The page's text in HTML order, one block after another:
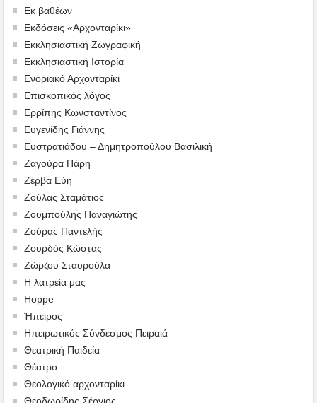
Εκ βαθέων
Εκδόσεις «Αρχονταρίκι»
Εκκλησιαστική Ζωγραφική
Εκκλησιαστική Ιστορία
Ενοριακό Αρχονταρίκι
Επισκοπικός λόγος
Ερρίπης Κωνσταντίνος
Ευγενίδης Γιάννης
Ευστρατιάδου – Δημητροπούλου Βασιλική
Ζαγούρα Πάρη
Ζέρβα Εύη
Ζούλας Σταμάτιος
Ζουμπούλης Παναγιώτης
Ζούρας Παντελής
Ζουρδός Κώστας
Ζώρζου Σταυρούλα
Η λατρεία μας
Hoppe
Ήπειρος
Ηπειρωτικός Σύνδεσμος Πειραιά
Θεατρική Παιδεία
Θέατρο
Θεολογικό αρχονταρίκι
Θεοδωρίδης Σέργιος